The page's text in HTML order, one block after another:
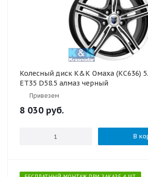
Колесный диск K&K Омаха (КС636)
ET35 D58.5 алмаз черный
Привезем
8 030 руб.
В